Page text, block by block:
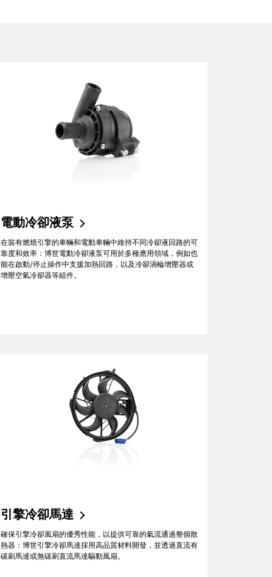
電動冷卻液泵
在裝有燃燒引擎的車輛和電動車輛中維持不同冷卻液回路的可
靠度和效率：博世電動冷卻液泵可用於多種應用領域，例如也
能在啟動/停止操作中支援加熱回路，以及冷卻渦輪增壓器或
增壓空氣冷卻器等組件。
引擎冷卻馬達
確保引擎冷卻風扇的優秀性能，以提供可靠的氣流通過整個散
熱器：博世引擎冷卻馬達採用高品質材料開發，並透過直流有
碳刷馬達或無碳刷直流馬達驅動風扇。